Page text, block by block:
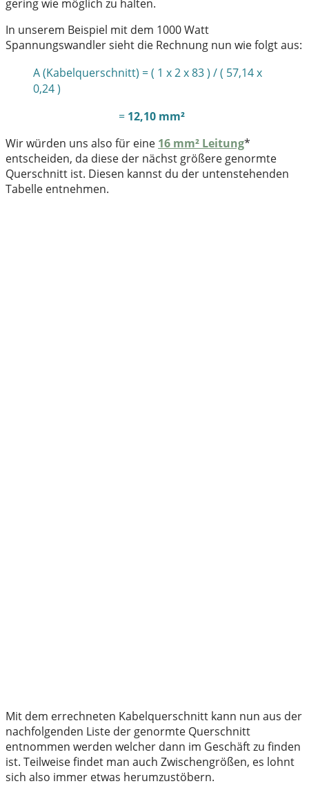
gering wie möglich zu halten.
In unserem Beispiel mit dem 1000 Watt
Spannungswandler sieht die Rechnung nun wie folgt aus:
A (Kabelquerschnitt) = ( 1 x 2 x 83 ) / ( 57,14 x
0,24 )
= 12,10 mm²
Wir würden uns also für eine 16 mm² Leitung*
entscheiden, da diese der nächst größere genormte
Querschnitt ist. Diesen kannst du der untenstehenden
Tabelle entnehmen.
Mit dem errechneten Kabelquerschnitt kann nun aus der
nachfolgenden Liste der genormte Querschnitt
entnommen werden welcher dann im Geschäft zu finden
ist. Teilweise findet man auch Zwischengrößen, es lohnt
sich also immer etwas herumzustöbern.